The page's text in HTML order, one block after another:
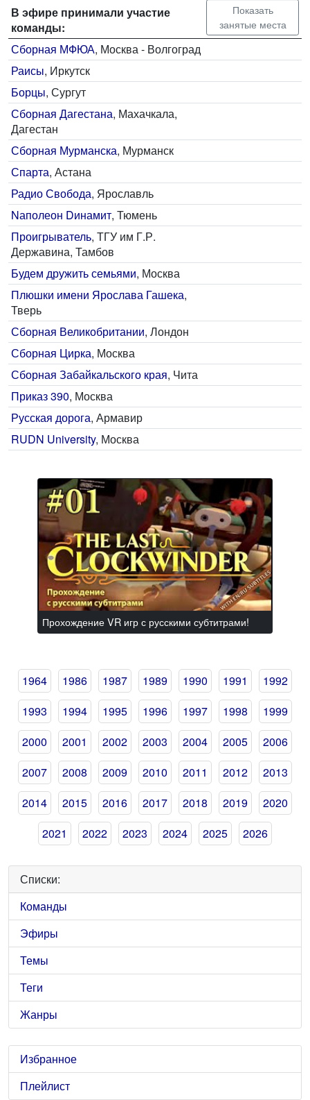
В эфире принимали участие
команды:
Показать
занятые места
Сборная МФЮА, Москва - Волгоград
Раисы, Иркутск
Борцы, Сургут
Сборная Дагестана, Махачкала,
Дагестан
Сборная Мурманска, Мурманск
Спарта, Астана
Радио Свобода, Ярославль
Nаполеон Dинамит, Тюмень
Проигрыватель, ТГУ им Г.Р.
Державина, Тамбов
Будем дружить семьями, Москва
Плюшки имени Ярослава Гашека,
Тверь
Сборная Великобритании, Лондон
Сборная Цирка, Москва
Сборная Забайкальского края, Чита
Приказ 390, Москва
Русская дорога, Армавир
RUDN University, Москва
Прохождение VR игр с русскими субтитрами!
1964 1986 1987 1989 1990 1991
1992
1993
1994 1995 1996 1997 1998
1999
2000
2001 2002 2003 2004 2005
2006
2007
2008 2009 2010 2011 2012
2013
2014
2015 2016 2017 2018 2019
2020
2021
2022 2023 2024 2025 2026
Списки:
Команды
Эфиры
Темы
Теги
Жанры
Избранное
Плейлист